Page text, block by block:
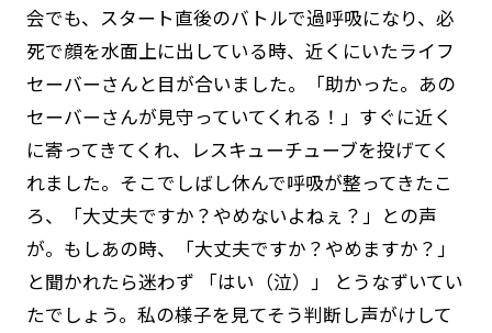
会でも、スタート直後のバトルで過呼吸になり、必
死で顔を水面上に出している時、近くにいたライフ
セーバーさんと目が合いました。「助かった。あの
セーバーさんが見守っていてくれる！」すぐに近く
に寄ってきてくれ、レスキューチューブを投げてく
れました。そこでしばし休んで呼吸が整ってきたこ
ろ、「大丈夫ですか？やめないよねぇ？」との声
が。もしあの時、「大丈夫ですか？やめますか？」
と聞かれたら迷わず 「はい（泣）」 とうなずいてい
たでしょう。私の様子を見てそう判断し声がけして